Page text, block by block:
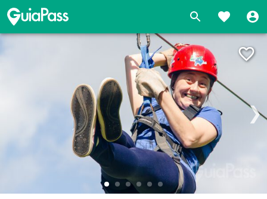
❯